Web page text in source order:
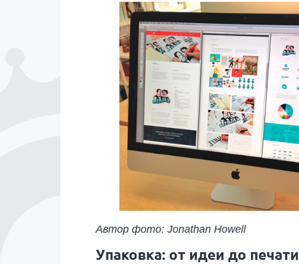
Автор фото: Jonathan Howell
Упаковка: от идеи до печати